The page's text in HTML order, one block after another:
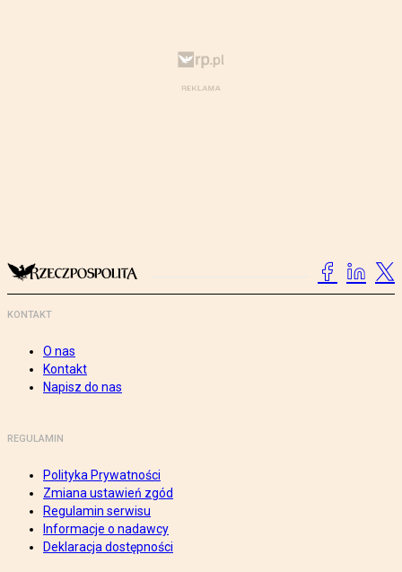
KONTAKT
O nas
Kontakt
Napisz do nas
REGULAMIN
Polityka Prywatności
Zmiana ustawień zgód
Regulamin serwisu
Informacje o nadawcy
Deklaracja dostępności